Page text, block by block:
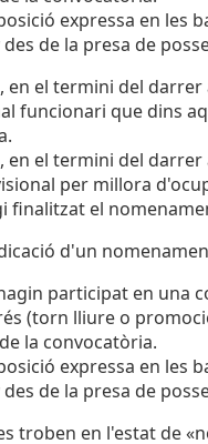
expressa en les
de la presa de
en el termini del
funcionari que dins
en el termini del
per millora
finalitzat el
d'un
participat en una
(torn lliure o
la convocatòria.
expressa en les
de la presa de
troben en l'estat de